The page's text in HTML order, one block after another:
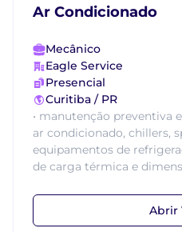
Ar Condicionado
Mecânico
Eagle Service
Presencial
Curitiba / PR
• manutenção preventiva
ar condicionado, chillers,
equipamentos de
de carga térmica e
Abrir